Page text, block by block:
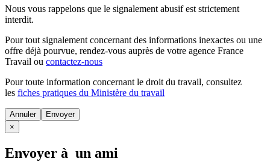
Nous vous rappelons que le signalement abusif est strictement
interdit.
Pour tout signalement concernant des informations inexactes ou une
offre déjà pourvue, rendez-vous auprès de votre agence France
Travail ou contactez-nous
Pour toute information concernant le droit du travail, consultez
les fiches pratiques du Ministère du travail
Annuler
×
Envoyer à un ami